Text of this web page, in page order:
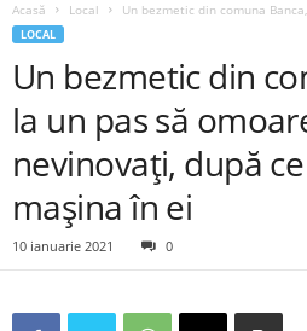
Acasă Local Un bezmetic din comuna
LOCAL
Un bezmetic din
la un pas să
nevinovați, după
mașina în ei
10 ianuarie 2021 0